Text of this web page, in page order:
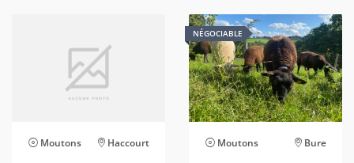
Moutons Haccourt
NÉGOCIABLE
Moutons Bure